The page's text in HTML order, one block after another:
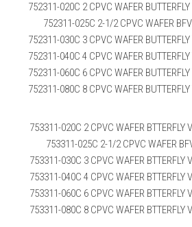
752311-020C 2 CPVC WAFER
752311-025C 2-1/2 CPVC WAFER
752311-030C 3 CPVC WAFER
752311-040C 4 CPVC WAFER
752311-060C 6 CPVC WAFER
752311-080C 8 CPVC WAFER
753311-020C 2 CPVC WAFER BTTERFLY
753311-025C 2-1/2 CPVC WAFER
753311-030C 3 CPVC WAFER BTTERFLY
753311-040C 4 CPVC WAFER BTTERFLY
753311-060C 6 CPVC WAFER BTTERFLY
753311-080C 8 CPVC WAFER BTTERFLY